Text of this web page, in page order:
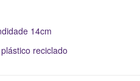
14cm
reciclado